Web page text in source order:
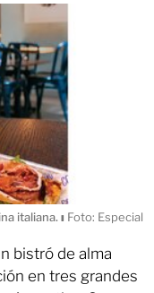
italiana. ı Foto: Especial
bistró de alma
en tres grandes